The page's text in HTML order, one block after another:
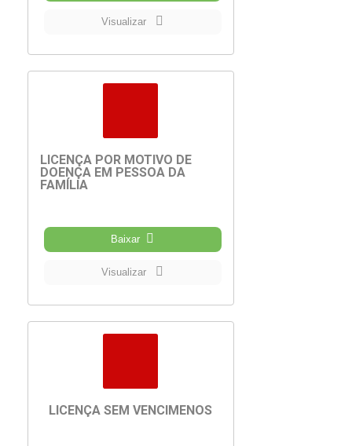
Visualizar
LICENÇA POR MOTIVO DE
DOENÇA EM PESSOA DA
FAMÍLIA
Baixar
Visualizar
LICENÇA SEM VENCIMENOS